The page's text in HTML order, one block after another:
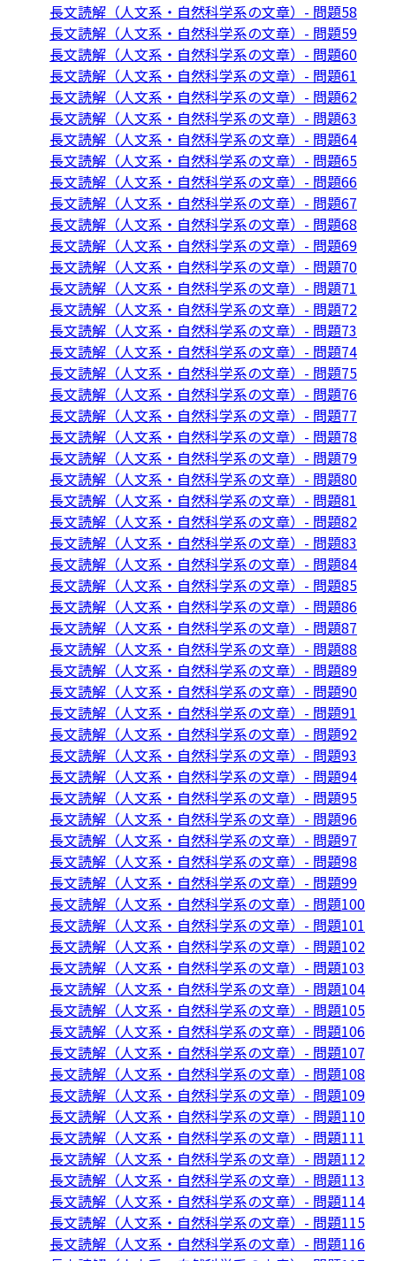
長文読解（人文系・自然科学系の文章）- 問題58
長文読解（人文系・自然科学系の文章）- 問題59
長文読解（人文系・自然科学系の文章）- 問題60
長文読解（人文系・自然科学系の文章）- 問題61
長文読解（人文系・自然科学系の文章）- 問題62
長文読解（人文系・自然科学系の文章）- 問題63
長文読解（人文系・自然科学系の文章）- 問題64
長文読解（人文系・自然科学系の文章）- 問題65
長文読解（人文系・自然科学系の文章）- 問題66
長文読解（人文系・自然科学系の文章）- 問題67
長文読解（人文系・自然科学系の文章）- 問題68
長文読解（人文系・自然科学系の文章）- 問題69
長文読解（人文系・自然科学系の文章）- 問題70
長文読解（人文系・自然科学系の文章）- 問題71
長文読解（人文系・自然科学系の文章）- 問題72
長文読解（人文系・自然科学系の文章）- 問題73
長文読解（人文系・自然科学系の文章）- 問題74
長文読解（人文系・自然科学系の文章）- 問題75
長文読解（人文系・自然科学系の文章）- 問題76
長文読解（人文系・自然科学系の文章）- 問題77
長文読解（人文系・自然科学系の文章）- 問題78
長文読解（人文系・自然科学系の文章）- 問題79
長文読解（人文系・自然科学系の文章）- 問題80
長文読解（人文系・自然科学系の文章）- 問題81
長文読解（人文系・自然科学系の文章）- 問題82
長文読解（人文系・自然科学系の文章）- 問題83
長文読解（人文系・自然科学系の文章）- 問題84
長文読解（人文系・自然科学系の文章）- 問題85
長文読解（人文系・自然科学系の文章）- 問題86
長文読解（人文系・自然科学系の文章）- 問題87
長文読解（人文系・自然科学系の文章）- 問題88
長文読解（人文系・自然科学系の文章）- 問題89
長文読解（人文系・自然科学系の文章）- 問題90
長文読解（人文系・自然科学系の文章）- 問題91
長文読解（人文系・自然科学系の文章）- 問題92
長文読解（人文系・自然科学系の文章）- 問題93
長文読解（人文系・自然科学系の文章）- 問題94
長文読解（人文系・自然科学系の文章）- 問題95
長文読解（人文系・自然科学系の文章）- 問題96
長文読解（人文系・自然科学系の文章）- 問題97
長文読解（人文系・自然科学系の文章）- 問題98
長文読解（人文系・自然科学系の文章）- 問題99
長文読解（人文系・自然科学系の文章）- 問題100
長文読解（人文系・自然科学系の文章）- 問題101
長文読解（人文系・自然科学系の文章）- 問題102
長文読解（人文系・自然科学系の文章）- 問題103
長文読解（人文系・自然科学系の文章）- 問題104
長文読解（人文系・自然科学系の文章）- 問題105
長文読解（人文系・自然科学系の文章）- 問題106
長文読解（人文系・自然科学系の文章）- 問題107
長文読解（人文系・自然科学系の文章）- 問題108
長文読解（人文系・自然科学系の文章）- 問題109
長文読解（人文系・自然科学系の文章）- 問題110
長文読解（人文系・自然科学系の文章）- 問題111
長文読解（人文系・自然科学系の文章）- 問題112
長文読解（人文系・自然科学系の文章）- 問題113
長文読解（人文系・自然科学系の文章）- 問題114
長文読解（人文系・自然科学系の文章）- 問題115
長文読解（人文系・自然科学系の文章）- 問題116